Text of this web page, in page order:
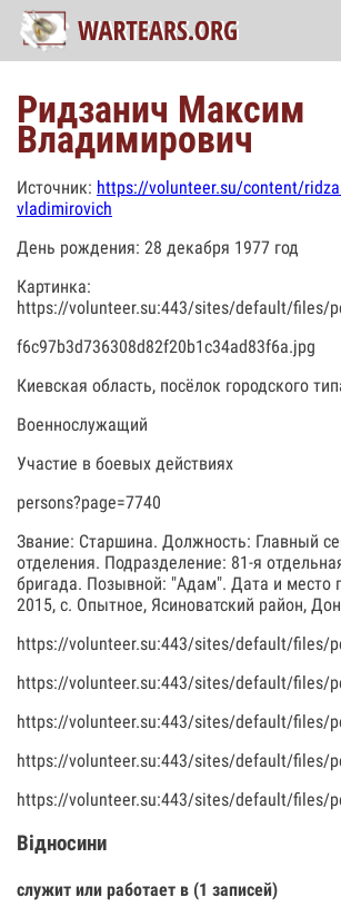
Ридзанич Максим
Владимирович
Источник: https://volunteer.su/content/
vladimirovich
День рождения: 28 декабря 1977 год
Картинка:
https://volunteer.su:443/sites/default/files/
f6c97b3d736308d82f20b1c34ad83f6a.jpg
Киевская область, посёлок городского
Военнослужащий
Участие в боевых действиях
persons?page=7740
Звание: Старшина. Должность: Главный
отделения. Подразделение: 81-я
бригада. Позывной: "Адам". Дата и место
2015, с. Опытное, Ясиноватский район,
https://volunteer.su:443/sites/default/files/
https://volunteer.su:443/sites/default/files/
https://volunteer.su:443/sites/default/files/
https://volunteer.su:443/sites/default/files/
https://volunteer.su:443/sites/default/files/
Відносини
служит или работает в (1 записей)